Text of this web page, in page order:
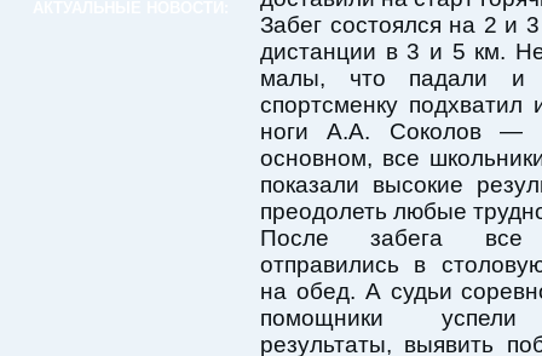
Забег состоялся на 2 и
дистанции в 3 и 5 км.
малы, что падали и
спортсменку
ноги А.А. Соколов —
основном, все
показали высокие
преодолеть любые
После забега все
отправились в
на обед. А судьи
помощники успели
результаты, выявить